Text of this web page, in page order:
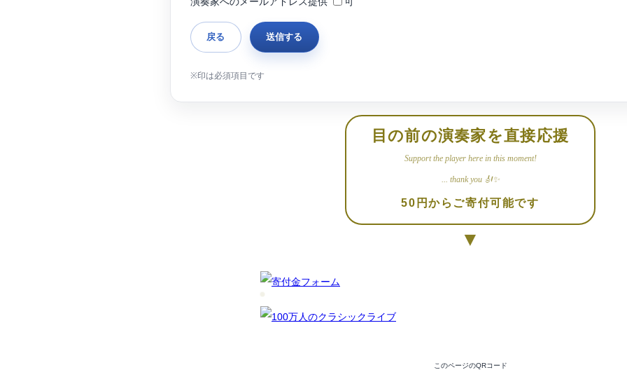
目の前の演奏家を直接応援
Support the player here in this moment!
... thank you 🎻✨
50円からご寄付可能です
▼
このページのQRコード